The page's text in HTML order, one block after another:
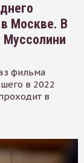
Москве. В
Муссолини
фильма
в 2022
в